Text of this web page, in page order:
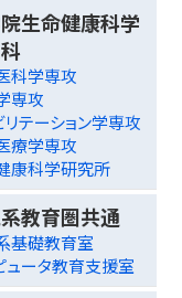
生命健康科学
科学専攻
専攻
リテーション学専攻
療学専攻
康科学研究所
教育圏共通
基礎教育室
ュータ教育支援室